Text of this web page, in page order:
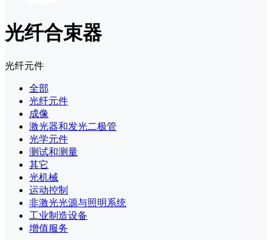
光纤合束器
光纤元件
全部
光纤元件
成像
激光器和发光二极管
光学元件
测试和测量
其它
光机械
运动控制
非激光光源与照明系统
工业制造设备
增值服务